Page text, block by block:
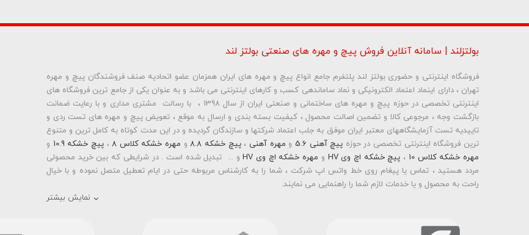
شماره تلفن و ایمیل شما نمایش داده نخواهد شد.
بولتزلند | سامانه آنلاین فروش پیچ و مهره های صنعتی بولتز لند
فروشگاه اینترنتی و حضوری بولتز لند پلتفرم جامع انواع پیچ و مهره های ایران همزمان عضو اتحادیه صنف فروشندگان پیچ و مهره
تهران ، دارای اینماد اعتماد الکترونیکی و نماد ساماندهی کسب و کارهای اینترنتی می باشد و به عنوان یکی از جامع ترین فروشگاه های
اینترنتی تخصصی در حوزه پیچ و مهره های ساختمانی و صنعتی ایران از سال 1398 ، با رسالت مشتری مداری و با رعایت ضمانت
بازگشت وجه ، مرجوعی کالا و تضمین اصالت محصول ، کیفیت بسته بندی و ارسال به موقع ، تعویض پیچ و مهره های تست ردی و
تاییدیه تست آزمایشگاههای معتبر ایران موفق به جلب اعتماد شرکتها و سازندگان گردیده و در این مدت کوتاه به کامل ترین و متنوع
ترین فروشگاه اینترنتی تخصصی در حوزه پیچ آهنی 5.6 و مهره آهنی ،پیچ خشکه 8.8 و مهره خشکه کلاس 8 ،پیچ خشکه 10.9
و
مهره خشکه کلاس 10
، پیچ خشکه اچ وی HV و مهره خشکه اچ وی HV
و ... تبدیل شده است . در شرایطی که بین خرید محصولی
مردد هستید ، تماس یا پیغام روی خط واتس اپ شرکت ، شما را به کارشناس مربوطه حتی در ایام تعطیل متصل نموده و با خیال
راحت به محصول و یا خدمات لازم شما را راهنمایی می نمایند.
پیچ کناف
و
اینترنتی و عرضه خدمات به قیمت روز و رقابتی به مشتریان محترم می باشد . در فروشگاه اینترنتی و حضوری رابین ابزار شما مشتری
نمایش بیشتر